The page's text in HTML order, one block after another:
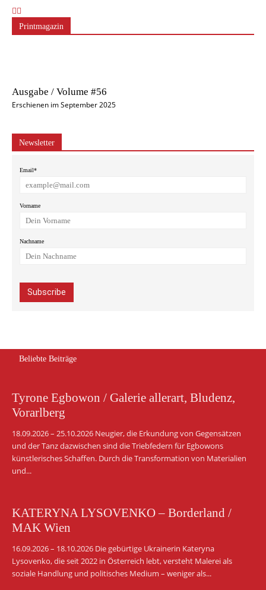
Printmagazin
Ausgabe / Volume #56
Erschienen im September 2025
Newsletter
Email*
Vorname
Nachname
Beliebte Beiträge
Tyrone Egbowon / Galerie allerart, Bludenz,
Vorarlberg
18.09.2026 – 25.10.2026 Neugier, die Erkundung von Gegensätzen
und der Tanz dazwischen sind die Triebfedern für Egbowons
künstlerisches Schaffen. Durch die Transformation von Materialien
und...
KATERYNA LYSOVENKO – Borderland /
MAK Wien
16.09.2026 – 18.10.2026 Die gebürtige Ukrainerin Kateryna
Lysovenko, die seit 2022 in Österreich lebt, versteht Malerei als
soziale Handlung und politisches Medium – weniger als...